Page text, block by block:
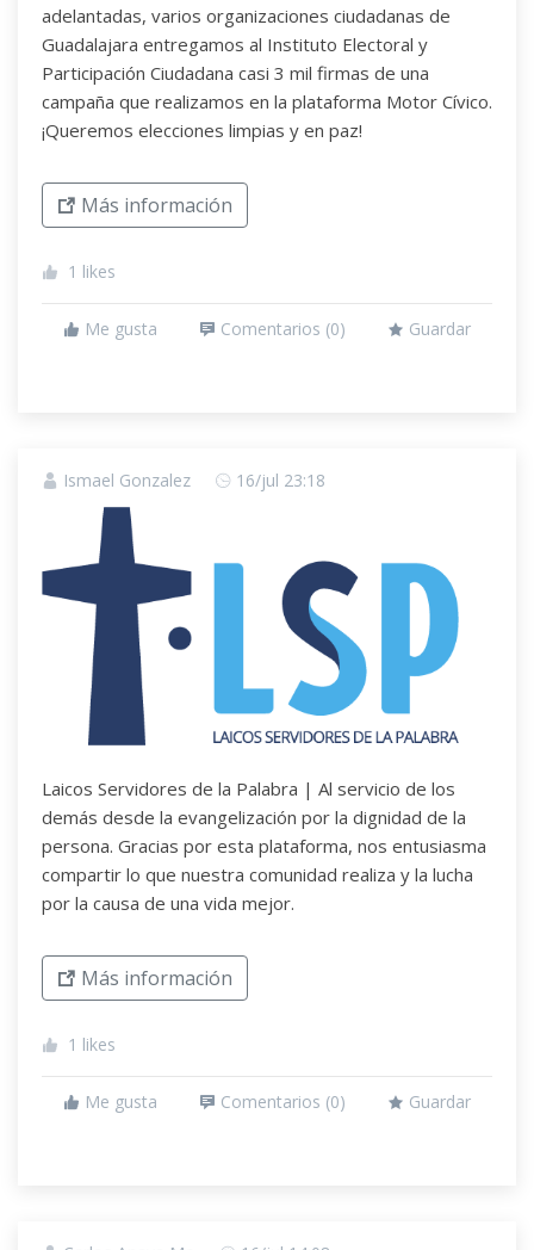
adelantadas, varios organizaciones ciudadanas de
Guadalajara entregamos al Instituto Electoral y
Participación Ciudadana casi 3 mil firmas de una
campaña que realizamos en la plataforma Motor Cívico.
¡Queremos elecciones limpias y en paz!
Más información
1 likes
Me gusta Comentarios (0) Guardar
Ismael Gonzalez 16/jul 23:18
Laicos Servidores de la Palabra | Al servicio de los
demás desde la evangelización por la dignidad de la
persona. Gracias por esta plataforma, nos entusiasma
compartir lo que nuestra comunidad realiza y la lucha
por la causa de una vida mejor.
Más información
1 likes
Me gusta Comentarios (0) Guardar